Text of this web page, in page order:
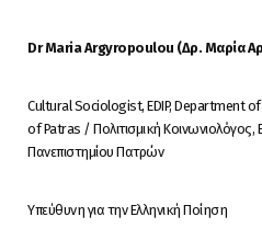
Dr Maria Argyropoulou (Δρ. Μαρία
Cultural Sociologist, EDIP, Department
of Patras / Πολιτισμική Κοινωνιολόγος,
Πανεπιστημίου Πατρών
Υπεύθυνη για την Ελληνική Ποίηση